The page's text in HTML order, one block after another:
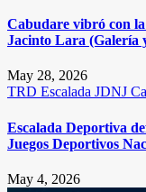
Cabudare vibró con
Jacinto Lara (Galería
May 28, 2026
TRD Escalada JDNJ
Escalada Deportiva
Juegos Deportivos
May 4, 2026